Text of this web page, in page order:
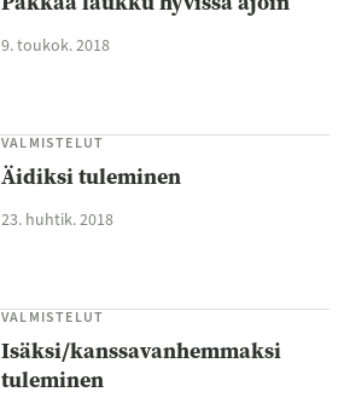
9. toukok. 2018
VALMISTELUT
Äidiksi tuleminen
23. huhtik. 2018
VALMISTELUT
Isäksi/kanssavanhemmaksi
tuleminen